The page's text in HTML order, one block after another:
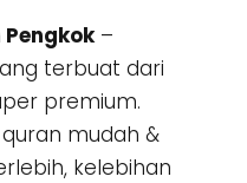
–
terbuat dari
premium.
mudah &
kelebihan